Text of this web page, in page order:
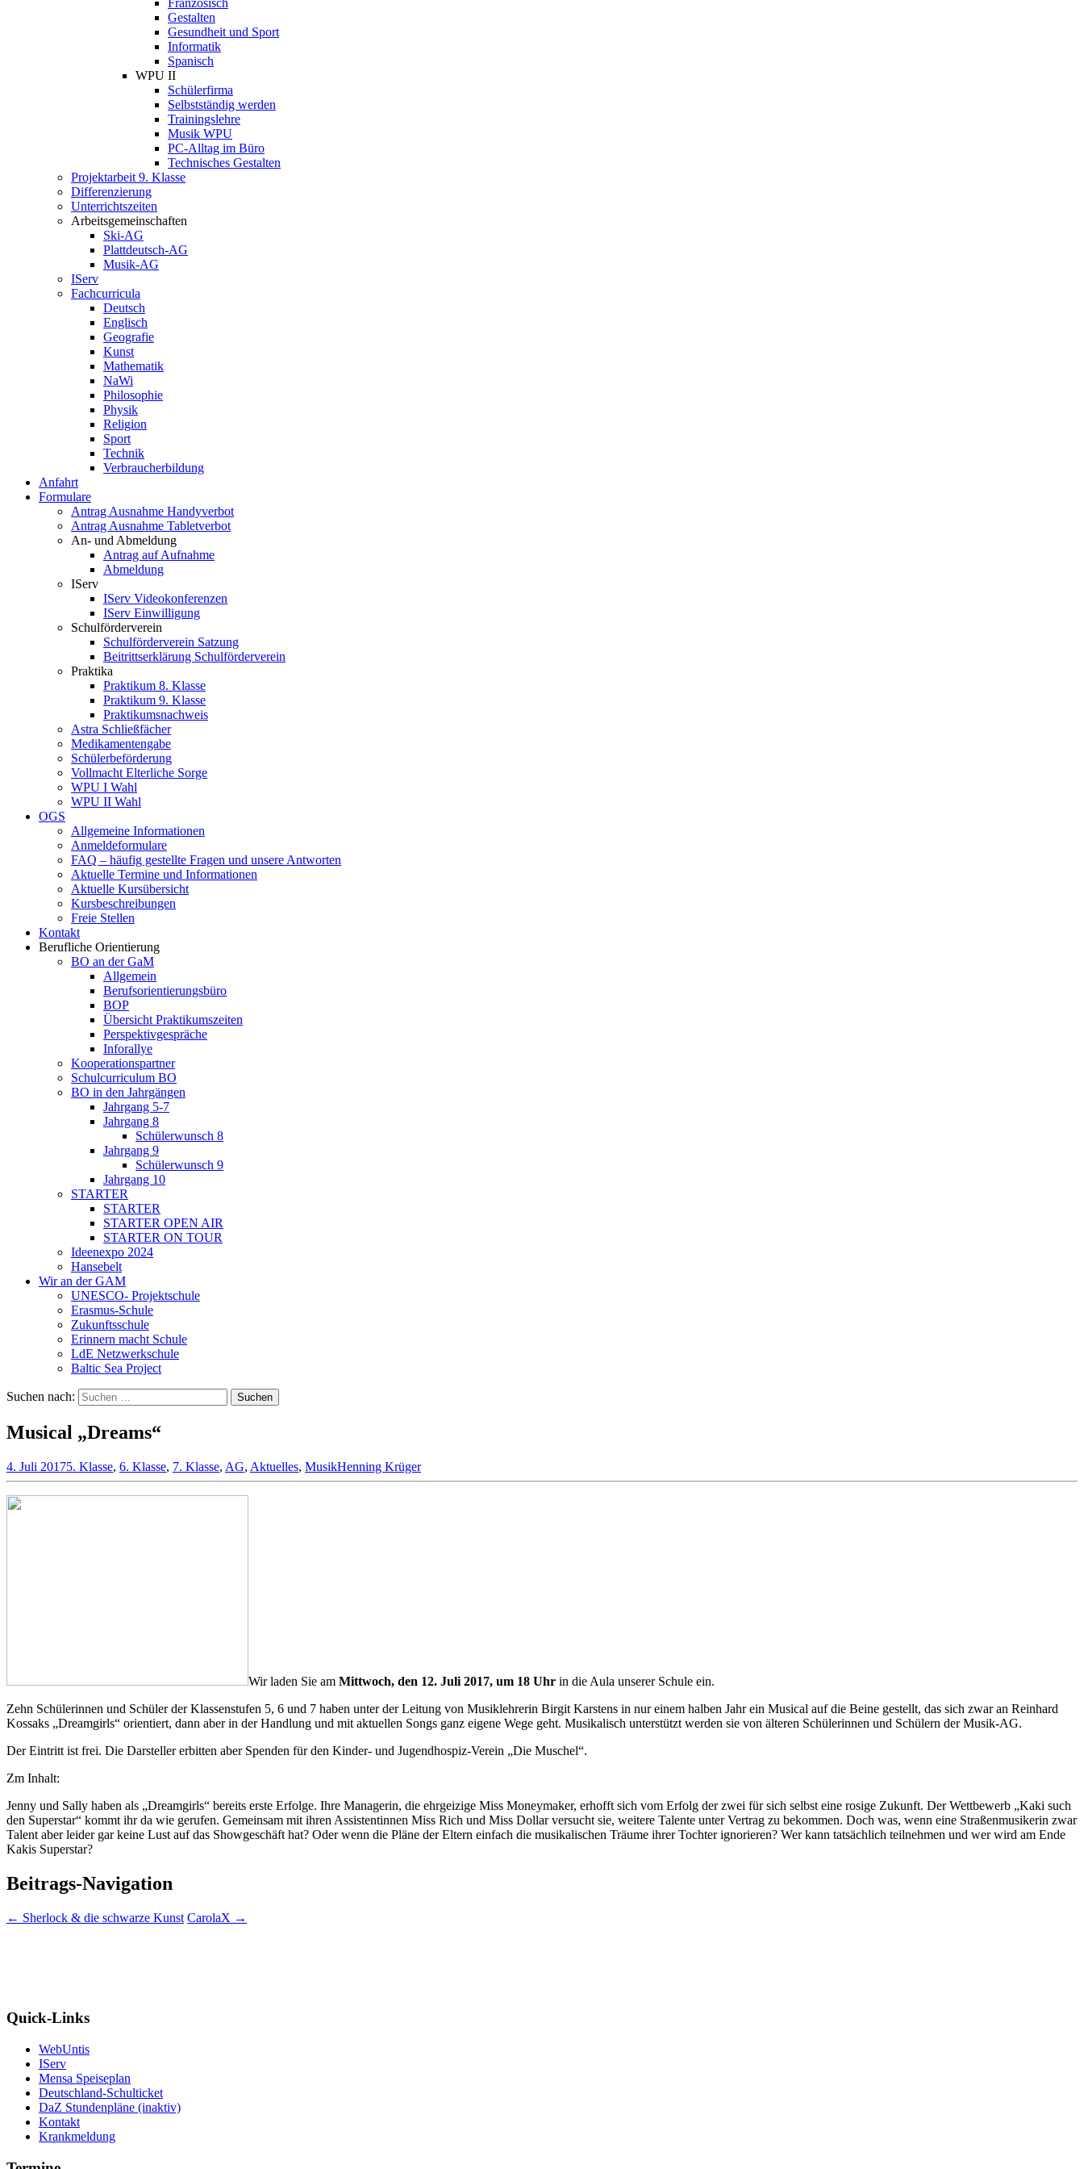
Französisch
Gestalten
Gesundheit und Sport
Informatik
Spanisch
WPU II
Schülerfirma
Selbstständig werden
Trainingslehre
Musik WPU
PC-Alltag im Büro
Technisches Gestalten
Projektarbeit 9. Klasse
Differenzierung
Unterrichtszeiten
Arbeitsgemeinschaften
Ski-AG
Plattdeutsch-AG
Musik-AG
IServ
Fachcurricula
Deutsch
Englisch
Geografie
Kunst
Mathematik
NaWi
Philosophie
Physik
Religion
Sport
Technik
Verbraucherbildung
Anfahrt
Formulare
Antrag Ausnahme Handyverbot
Antrag Ausnahme Tabletverbot
An- und Abmeldung
Antrag auf Aufnahme
Abmeldung
IServ
IServ Videokonferenzen
IServ Einwilligung
Schulförderverein
Schulförderverein Satzung
Beitrittserklärung Schulförderverein
Praktika
Praktikum 8. Klasse
Praktikum 9. Klasse
Praktikumsnachweis
Astra Schließfächer
Medikamentengabe
Schülerbeförderung
Vollmacht Elterliche Sorge
WPU I Wahl
WPU II Wahl
OGS
Allgemeine Informationen
Anmeldeformulare
FAQ – häufig gestellte Fragen und unsere Antworten
Aktuelle Termine und Informationen
Aktuelle Kursübersicht
Kursbeschreibungen
Freie Stellen
Kontakt
Berufliche Orientierung
BO an der GaM
Allgemein
Berufsorientierungsbüro
BOP
Übersicht Praktikumszeiten
Perspektivgespräche
Inforallye
Kooperationspartner
Schulcurriculum BO
BO in den Jahrgängen
Jahrgang 5-7
Jahrgang 8
Schülerwunsch 8
Jahrgang 9
Schülerwunsch 9
Jahrgang 10
STARTER
STARTER
STARTER OPEN AIR
STARTER ON TOUR
Ideenexpo 2024
Hansebelt
Wir an der GAM
UNESCO- Projektschule
Erasmus-Schule
Zukunftsschule
Erinnern macht Schule
LdE Netzwerkschule
Baltic Sea Project
Suchen nach:
Musical „Dreams“
4. Juli 20175. Klasse, 6. Klasse, 7. Klasse, AG, Aktuelles, MusikHenning Krüger
Wir laden Sie am Mittwoch, den 12. Juli 2017, um 18 Uhr in die Aula unserer Schule ein.
Zehn Schülerinnen und Schüler der Klassenstufen 5, 6 und 7 haben unter der Leitung von Musiklehrerin Birgit Karstens in nur einem halben Jahr ein Musical auf die Beine gestellt, das sich zwar an Reinhard
Kossaks „Dreamgirls“ orientiert, dann aber in der Handlung und mit aktuellen Songs ganz eigene Wege geht. Musikalisch unterstützt werden sie von älteren Schülerinnen und Schülern der Musik-AG.
Der Eintritt ist frei. Die Darsteller erbitten aber Spenden für den Kinder- und Jugendhospiz-Verein „Die Muschel“.
Zm Inhalt:
Jenny und Sally haben als „Dreamgirls“ bereits erste Erfolge. Ihre Managerin, die ehrgeizige Miss Moneymaker, erhofft sich vom Erfolg der zwei für sich selbst eine rosige Zukunft. Der Wettbewerb „Kaki such
den Superstar“ kommt ihr da wie gerufen. Gemeinsam mit ihren Assistentinnen Miss Rich und Miss Dollar versucht sie, weitere Talente unter Vertrag zu bekommen. Doch was, wenn eine Straßenmusikerin zwar
Talent aber leider gar keine Lust auf das Showgeschäft hat? Oder wenn die Pläne der Eltern einfach die musikalischen Träume ihrer Tochter ignorieren? Wer kann tatsächlich teilnehmen und wer wird am Ende
Kakis Superstar?
Beitrags-Navigation
← Sherlock & die schwarze Kunst CarolaX →
Quick-Links
WebUntis
IServ
Mensa Speiseplan
Deutschland-Schulticket
DaZ Stundenpläne (inaktiv)
Kontakt
Krankmeldung